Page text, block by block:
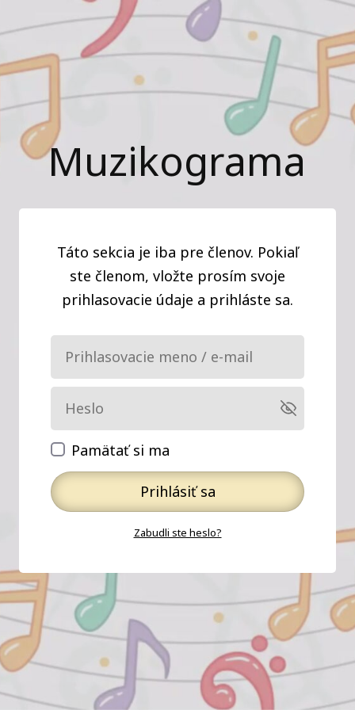
Muzikograma
Táto sekcia je iba pre členov. Pokiaľ
ste členom, vložte prosím svoje
prihlasovacie údaje a prihláste sa.
Pamätať si ma
Prihlásiť sa
Zabudli ste heslo?